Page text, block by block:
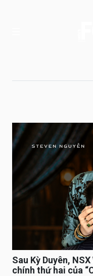
Sau Kỳ Duyên,
chính thứ hai của